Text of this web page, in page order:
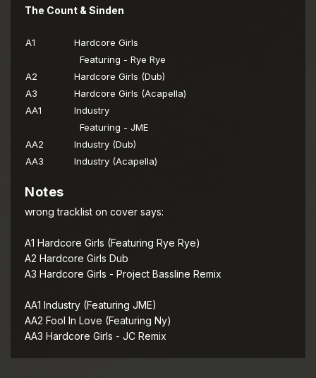
The Count & Sinden
A1
Hardcore Girls
Featuring - Rye Rye
A2
Hardcore Girls (Dub)
A3
Hardcore Girls (Acapella)
AA1
Industry
Featuring - JME
AA2
Industry (Dub)
AA3
Industry (Acapella)
Notes
wrong tracklist on cover says:
A1 Hardcore Girls (Featuring Rye Rye)
A2 Hardcore Girls Dub
A3 Hardcore Girls - Project Bassline Remix
AA1 Industry (Featuring JME)
AA2 Fool In Love (Featuring Ny)
AA3 Hardcore Girls - JC Remix